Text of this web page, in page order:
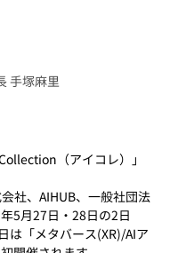
手塚麻里
（アイコレ）」
社、AIHUB、一般社団法
5月27日・28日の2日
は「メタバース(XR)/AIア